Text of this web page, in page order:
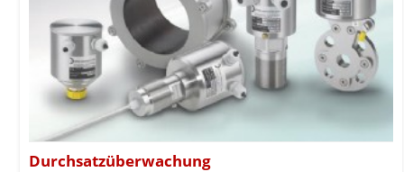
Durchsatzüberwachung